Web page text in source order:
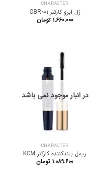
CHARACTER
ژل ابرو کارکتر CBR001
۱.۶۶۰.۰۰۰ تومان
در انبار موجود نمی باشد
CHARACTER
ریمل بلندکننده کارکتر KCM
۱.۰۸۹.۶۰۰ تومان